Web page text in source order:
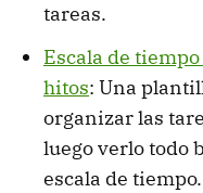
tareas.
Escala de
hitos: Una
organizar las
luego verlo todo
escala de tiempo.